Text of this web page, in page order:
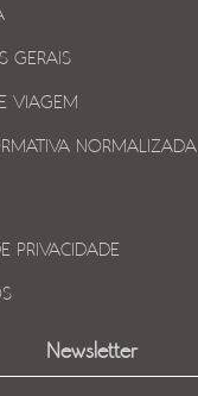
GERAIS
VIAGEM
NORMALIZADA
PRIVACIDADE
Newsletter